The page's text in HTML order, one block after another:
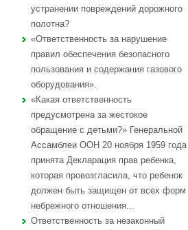
устранении повреждений дорожного
полотна?
«Ответственность за нарушение
правил обеспечения безопасного
пользования и содержания газового
оборудования».
«Какая ответственность
предусмотрена за жестокое
обращение с детьми?» Генеральной
Ассамблеи ООН 20 ноября 1959 года
принята Декларация прав ребенка,
которая провозгласила, что ребенок
должен быть защищен от всех форм
небрежного отношения...
Ответственность за незаконный